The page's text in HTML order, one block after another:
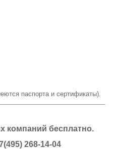
паспорта и сертификаты).
компаний бесплатно.
268-14-04